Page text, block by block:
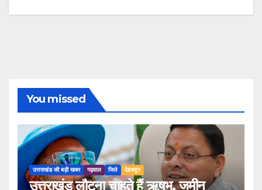
You missed
उत्तराखंड की बड़ी खबर गढ़वाल जिले देहरादून
उत्तराखंड लौटना चाहते हैं ऋषभ, जमीन